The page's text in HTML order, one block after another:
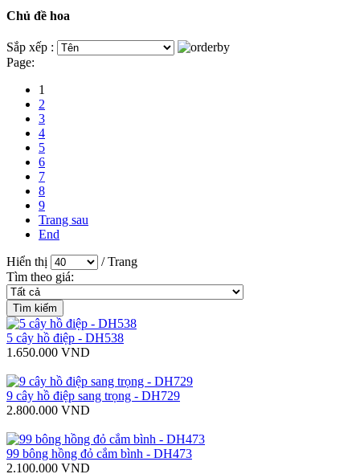
Chủ đề hoa
Sắp xếp :
Page:
1
2
3
4
5
6
7
8
9
Trang sau
End
Hiển thị
/ Trang
Tìm theo giá:
5 cây hồ điệp - DH538
1.650.000 VND
9 cây hồ điệp sang trọng - DH729
2.800.000 VND
99 bông hồng đỏ cắm bình - DH473
2.100.000 VND